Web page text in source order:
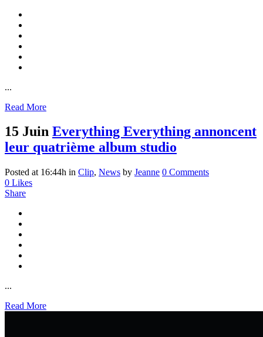
...
Read More
15 Juin Everything Everything annoncent
leur quatrième album studio
Posted at 16:44h in Clip, News by Jeanne 0 Comments
0 Likes
Share
...
Read More